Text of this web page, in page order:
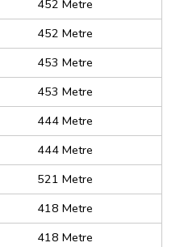
452 Metre
452 Metre
453 Metre
453 Metre
444 Metre
444 Metre
521 Metre
418 Metre
418 Metre